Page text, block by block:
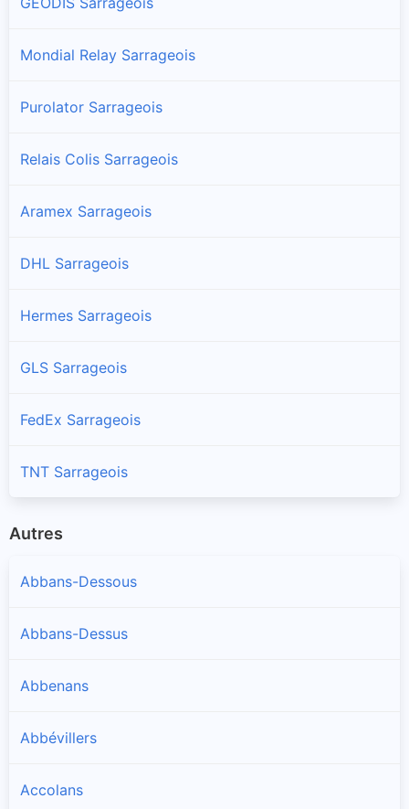
Mondial Relay Sarrageois
Purolator Sarrageois
Relais Colis Sarrageois
Aramex Sarrageois
DHL Sarrageois
Hermes Sarrageois
GLS Sarrageois
FedEx Sarrageois
TNT Sarrageois
Autres
Abbans-Dessous
Abbans-Dessus
Abbenans
Abbévillers
Accolans